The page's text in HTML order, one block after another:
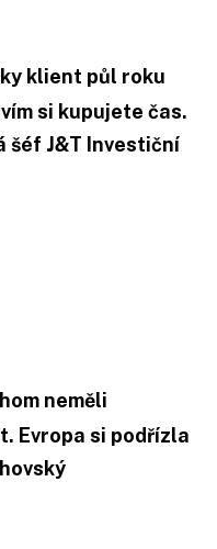
klient půl roku
si kupujete čas.
šéf J&T Investiční
neměli
Evropa si podřízla